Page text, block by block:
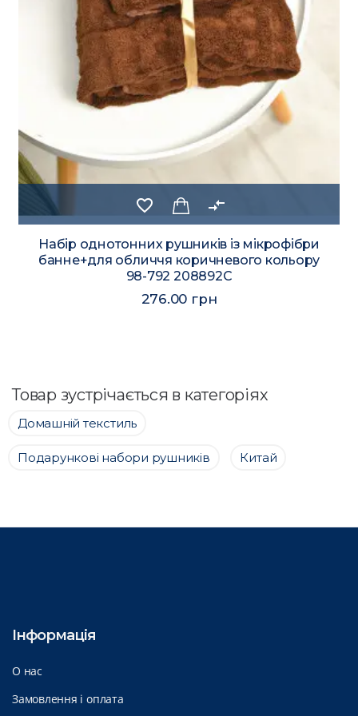
favorite_border compare_arrows
Набір однотонних рушників із мікрофібри
банне+для обличчя коричневого кольору
98-792 208892C
276.00 грн
Товар зустрічається в категоріях
Домашній текстиль
Подарункові набори рушників Китай
Інформація
О нас
Замовлення і оплата